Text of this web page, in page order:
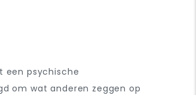
een psychische
om wat anderen zeggen op